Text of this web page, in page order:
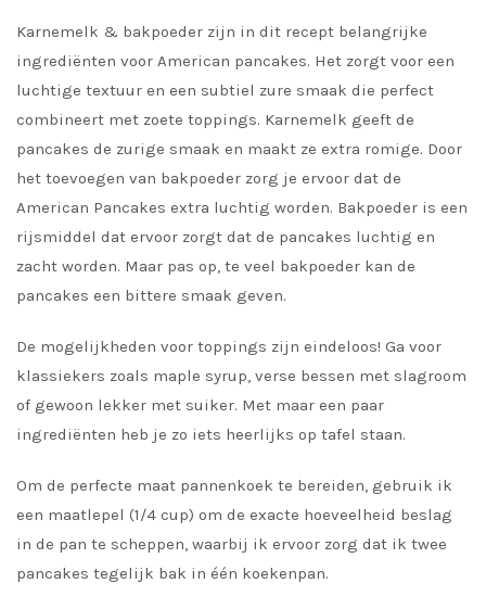
Karnemelk & bakpoeder zijn in dit recept belangrijke
ingrediënten voor American pancakes. Het zorgt voor een
luchtige textuur en een subtiel zure smaak die perfect
combineert met zoete toppings. Karnemelk geeft de
pancakes de zurige smaak en maakt ze extra romige. Door
het toevoegen van bakpoeder zorg je ervoor dat de
American Pancakes extra luchtig worden. Bakpoeder is een
rijsmiddel dat ervoor zorgt dat de pancakes luchtig en
zacht worden. Maar pas op, te veel bakpoeder kan de
pancakes een bittere smaak geven.
De mogelijkheden voor toppings zijn eindeloos! Ga voor
klassiekers zoals maple syrup, verse bessen met slagroom
of gewoon lekker met suiker. Met maar een paar
ingrediënten heb je zo iets heerlijks op tafel staan.
Om de perfecte maat pannenkoek te bereiden, gebruik ik
een maatlepel (1/4 cup) om de exacte hoeveelheid beslag
in de pan te scheppen, waarbij ik ervoor zorg dat ik twee
pancakes tegelijk bak in één koekenpan.